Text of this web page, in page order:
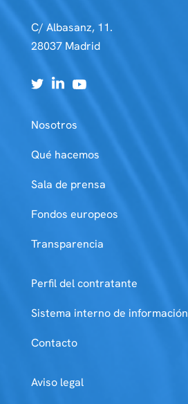
C/ Albasanz, 11.
28037 Madrid
Nosotros
Qué hacemos
Sala de prensa
Fondos europeos
Transparencia
Perfil del contratante
Sistema interno de información
Contacto
Aviso legal